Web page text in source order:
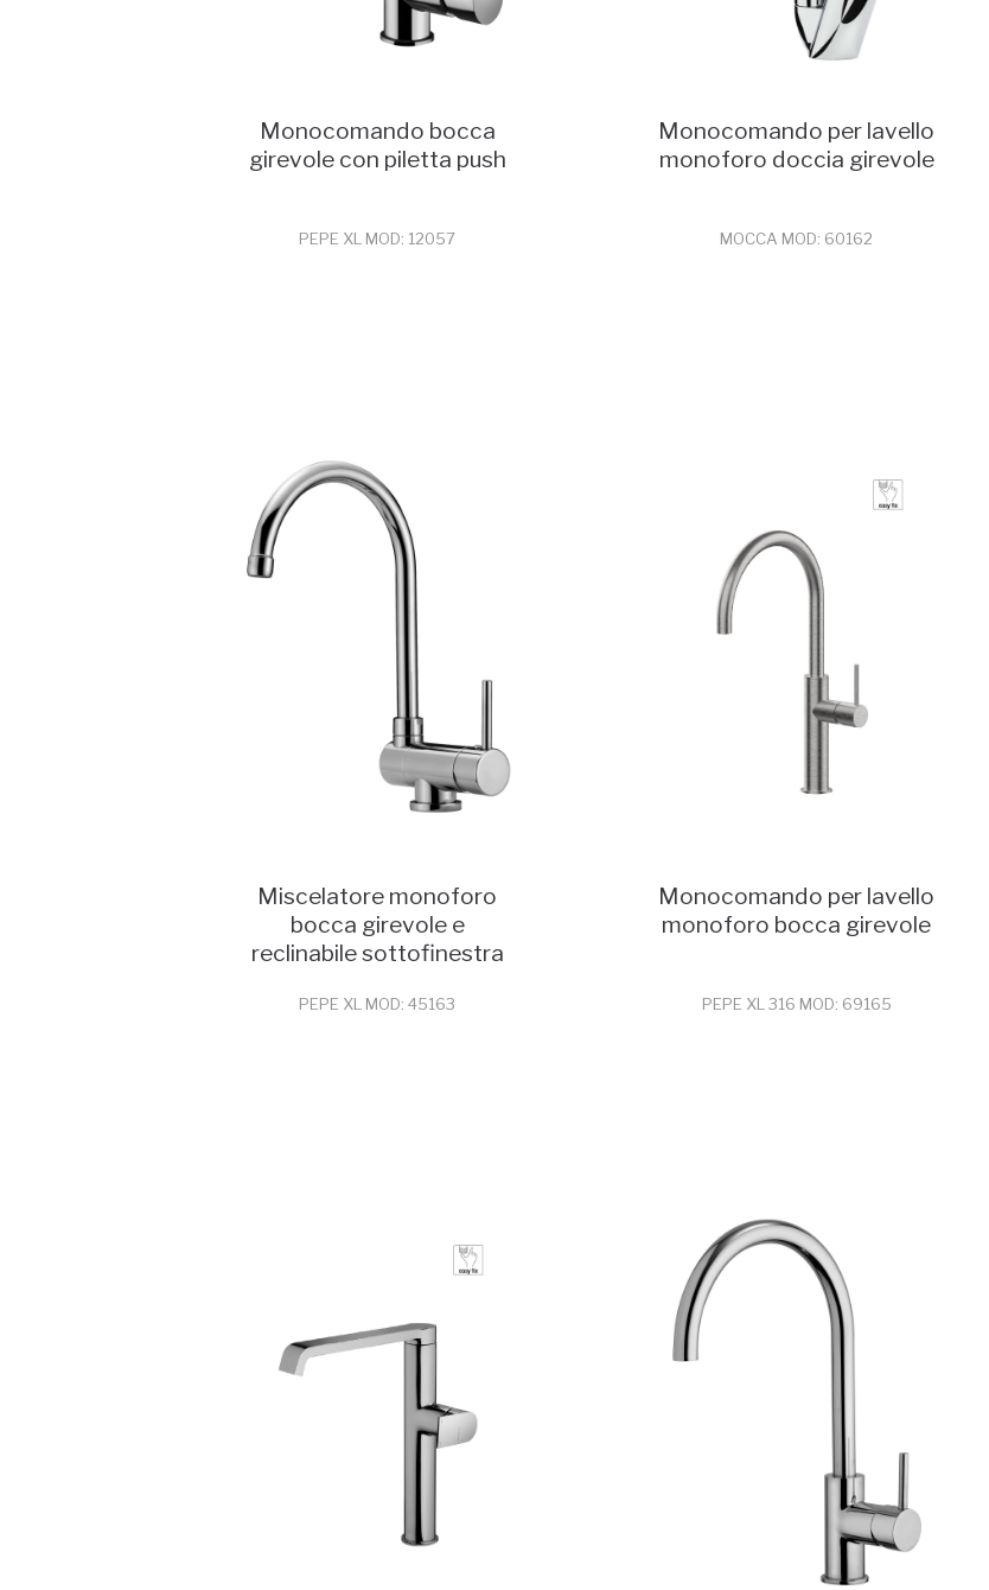
Monocomando bocca
girevole con piletta push
PEPE XL MOD: 12057
Monocomando per lavello
monoforo doccia girevole
MOCCA MOD: 60162
Miscelatore monoforo
bocca girevole e
reclinabile sottofinestra
PEPE XL MOD: 45163
Monocomando per lavello
monoforo bocca girevole
PEPE XL 316 MOD: 69165